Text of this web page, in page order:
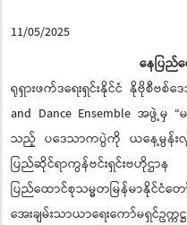
11/05/2025
နေပြည်
ရုရှားဖက်ဒရေးရှင်းနိုင်ငံ နိုဗိုစီဗစ်
and Dance Ensemble အဖွဲ့မှ
သည့် ပဒေသာကပွဲကို ယနေ့မွန်းလွဲ
ပြည်ဆိုင်ရာကွန်ဗင်းရှင်းဗဟိုဌာ
ပြည်ထောင်စုသမ္မတမြန်မာနိုင်
အေးချမ်းသာယာရေးကော်မရှင်ဥ